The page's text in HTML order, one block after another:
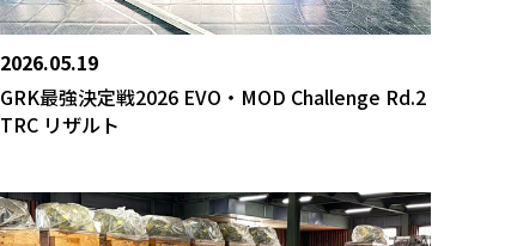
2026.05.19
GRK最強決定戦2026 EVO・MOD Challenge Rd.2
TRC リザルト